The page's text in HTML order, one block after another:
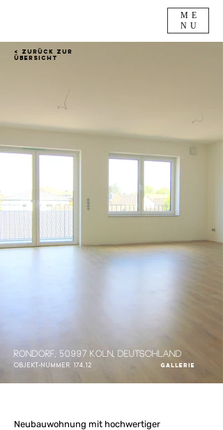
ME
NU
< Zurück zur
Übersicht
Rondorf, 50997 Köln, Deutschland
Objekt-Nummer 174.12
Neubauwohnung mit hochwertiger
Gallerie